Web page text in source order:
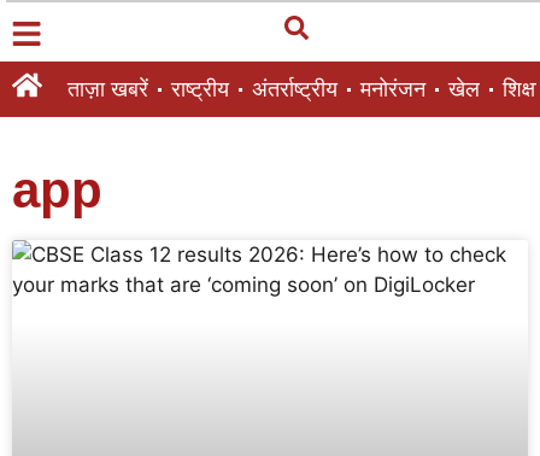
ताज़ा खबरें राष्ट्रीय अंतर्राष्ट्रीय मनोरंजन खेल शिक्षा
app